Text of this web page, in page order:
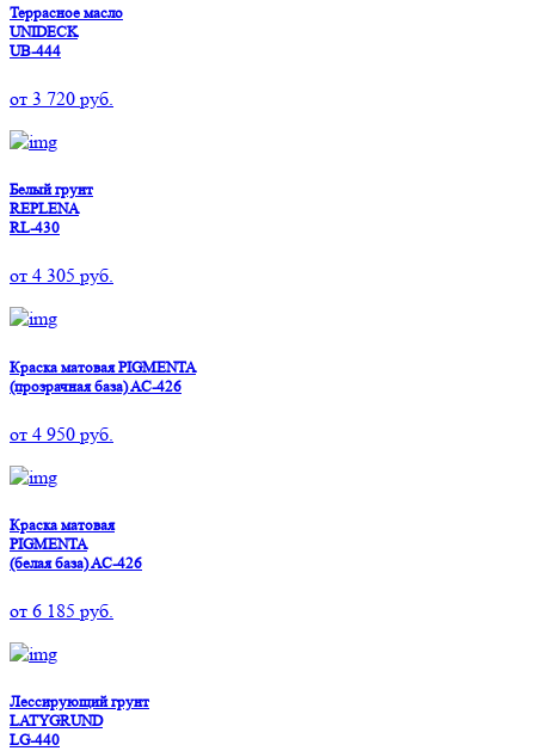
Террасное масло
UNIDECK
UB-444
от 3 720 руб.
Белый грунт
REPLENA
RL-430
от 4 305 руб.
Краска матовая PIGMENTA
(прозрачная база) AC-426
от 4 950 руб.
Краска матовая
PIGMENTA
(белая база) AC-426
от 6 185 руб.
Лессирующий грунт
LATYGRUND
LG-440